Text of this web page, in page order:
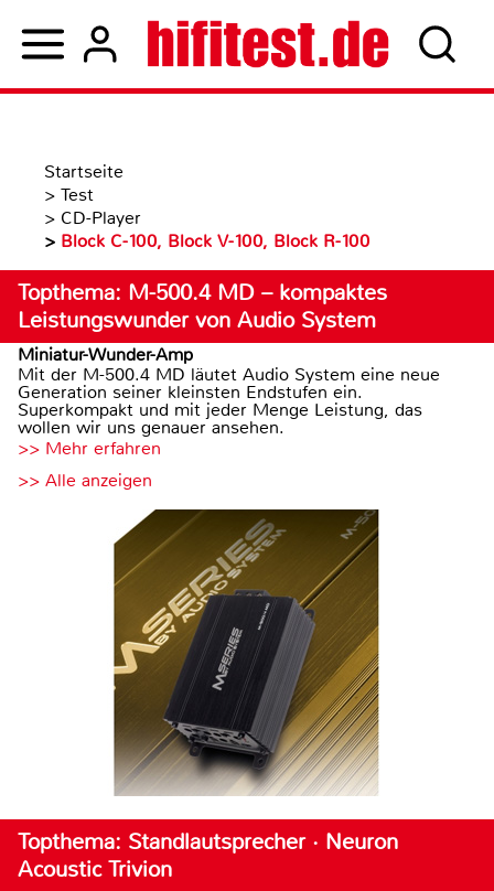
Startseite
> Test
> CD-Player
> Block C-100, Block V-100, Block R-100
Topthema: M-500.4 MD – kompaktes
Leistungswunder von Audio System
Miniatur-Wunder-Amp
Mit der M-500.4 MD läutet Audio System eine neue
Generation seiner kleinsten Endstufen ein.
Superkompakt und mit jeder Menge Leistung, das
wollen wir uns genauer ansehen.
>> Mehr erfahren
>> Alle anzeigen
Topthema: Standlautsprecher · Neuron
Acoustic Trivion